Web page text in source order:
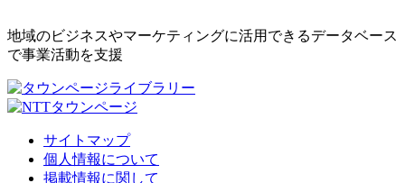
地域のビジネスやマーケティングに活用できるデータベース
で事業活動を支援
サイトマップ
個人情報について
掲載情報に関して